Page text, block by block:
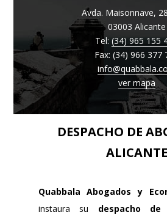
Avda. Maisonnave,
03003 Alicante
Tel: (34) 965 155
Fax: (34) 966 377
ver mapa
DESPACHO DE
ALICANTE
Quabbala Abogados y
instaura su despacho